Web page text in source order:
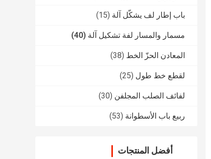
باب إطار لف يشكّل آلة (15)
مسمار والمسار لفة تشكيل آلة (40)
المعادن الحزّ الخط (38)
لقطع خط طول (25)
لفائف الصلب المجلفن (30)
ربيع باب الأسطوانة (53)
أفضل المنتجات